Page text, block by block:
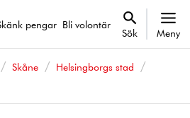
pengar Bli volontär
Sök Meny
Skåne
Helsingborgs stad